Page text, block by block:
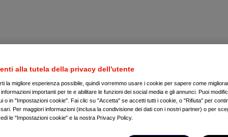
in ufficio con
Janssen apre le
alla tutela della privacy dell'utente
la migliore esperienza possibile, quindi vorremmo usare i cookie per sapere come
importanti per te e abilitare le funzioni dei social media e gli annunci. Puoi
o in "Impostazioni cookie". Fai clic su "Accetta" se accetti tutti i cookie, o "Rifiuta" per
Per maggiori informazioni (inclusa la condivisione dei dati con i nostri partner) o per
le "Impostazioni cookie" e la nostra Privacy Policy.